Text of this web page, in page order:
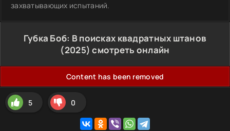
захватывающих испытаний.
Губка Боб: В поисках квадратных штанов
(2025) смотреть онлайн
Content has been removed
5 0